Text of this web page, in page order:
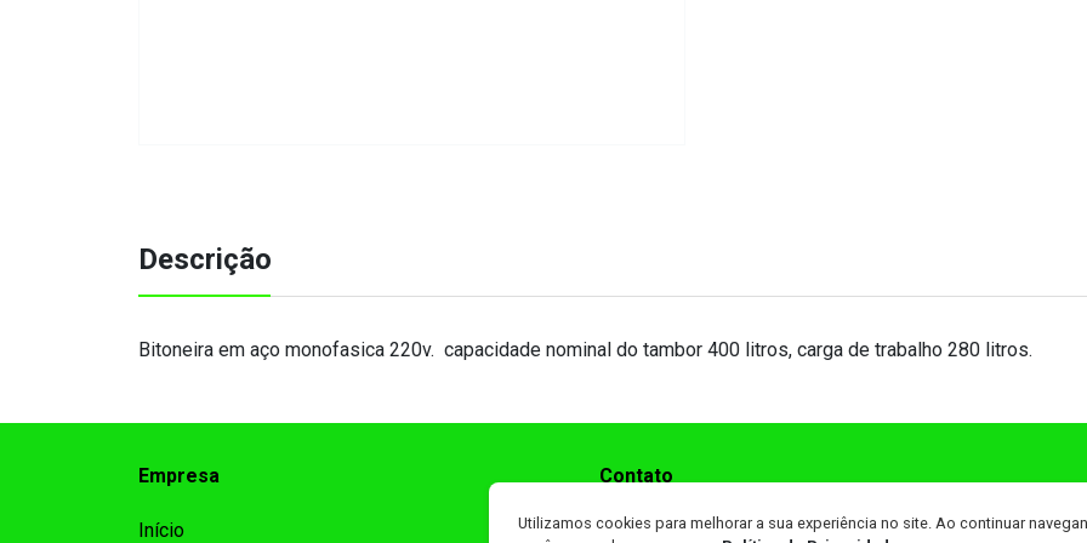
Descrição
Bitoneira em aço monofasica 220v. capacidade nominal do tambor 400 litros, carga de trabalho 280 litros.
Empresa
Início
Contato
(99) 99208-4141
Utilizamos cookies para melhorar a sua experiência no site. Ao continuar